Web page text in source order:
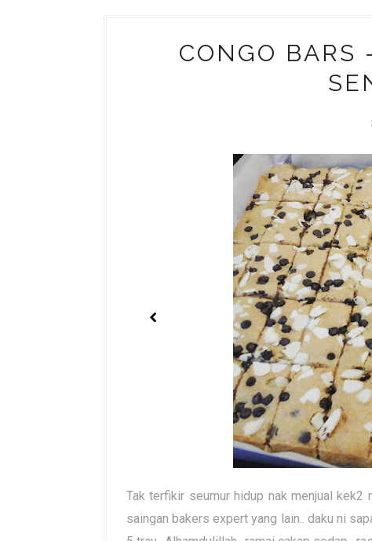
CONGO BARS
Tak terfikir seumur hidup nak menjual
saingan bakers expert yang lain.. daku ni